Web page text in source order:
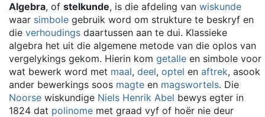
Algebra, of stelkunde, is die afdeling van wiskunde
waar simbole gebruik word om strukture te beskryf en
die verhoudings daartussen aan te dui. Klassieke
algebra het uit die algemene metode van die oplos van
vergelykings gekom. Hierin kom getalle en simbole voor
wat bewerk word met maal, deel, optel en aftrek, asook
ander bewerkings soos magte en magswortels. Die
Noorse wiskundige Niels Henrik Abel bewys egter in
1824 dat polinome met graad vyf of hoër nie deur